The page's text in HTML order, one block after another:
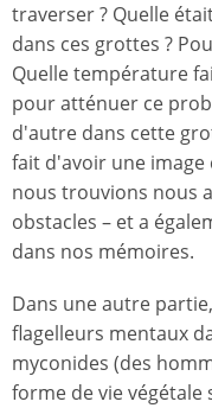
traverser ? Quelle
dans ces grottes ?
Quelle température
pour atténuer ce
d'autre dans cette
fait d'avoir une
nous trouvions nous
obstacles – et a
dans nos mémoires.
Dans une autre
flagelleurs mentaux
myconides (des
forme de vie